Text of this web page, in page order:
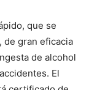
que se
de gran eficacia
de alcohol
El